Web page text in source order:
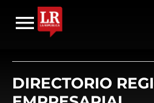
DIRECTORIO